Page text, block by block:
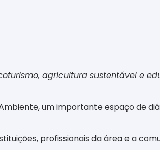
agricultura sustentável e
um importante espaço de
profissionais da área e a